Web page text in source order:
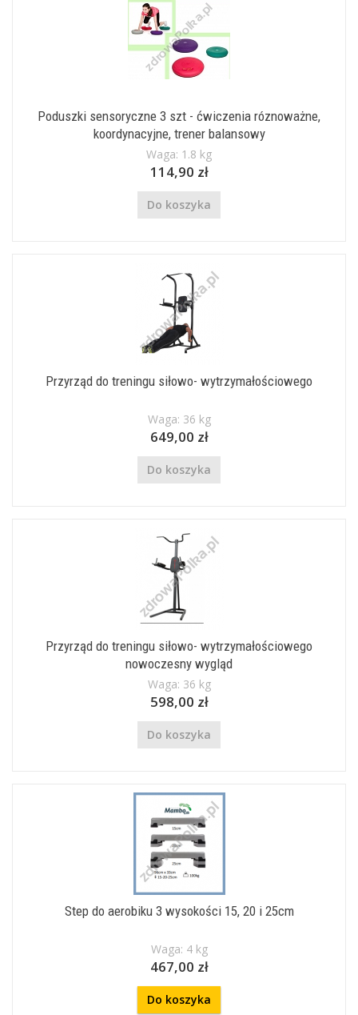
Poduszki sensoryczne 3 szt - ćwiczenia róznoważne,
koordynacyjne, trener balansowy
Waga: 1.8 kg
114,90 zł
Do koszyka
Przyrząd do treningu siłowo- wytrzymałościowego
Waga: 36 kg
649,00 zł
Do koszyka
Przyrząd do treningu siłowo- wytrzymałościowego
nowoczesny wygląd
Waga: 36 kg
598,00 zł
Do koszyka
Step do aerobiku 3 wysokości 15, 20 i 25cm
Waga: 4 kg
467,00 zł
Do koszyka